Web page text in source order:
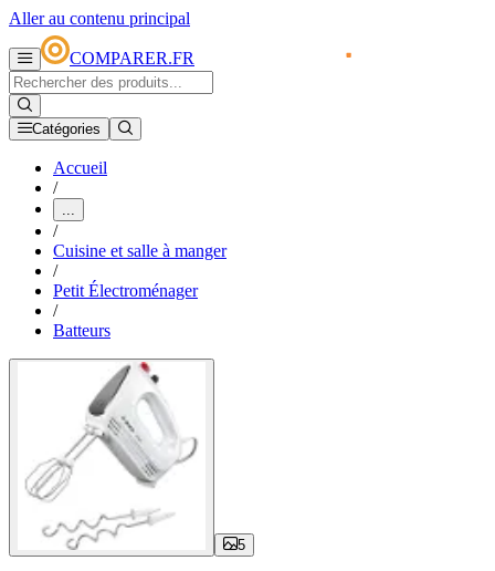
Aller au contenu principal
COMPARER.FR
Catégories
Accueil
/
...
/
Cuisine et salle à manger
/
Petit Électroménager
/
Batteurs
5